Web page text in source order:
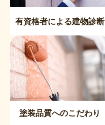
有資格者による建物診断
塗装品質へのこだわり